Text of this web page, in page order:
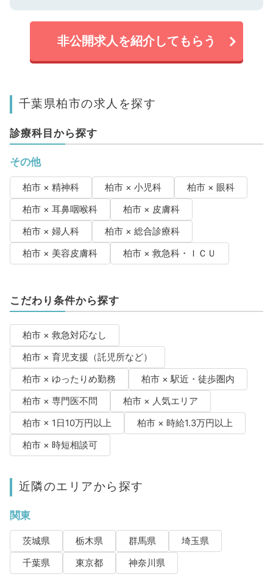
非公開求人を紹介してもらう
千葉県柏市の求人を探す
診療科目から探す
その他
柏市 × 精神科 柏市 × 小児科
柏市 × 眼科
柏市 × 耳鼻咽喉科
柏市 × 皮膚科
柏市 × 婦人科
柏市 × 総合診療科
柏市 × 美容皮膚科
柏市 × 救急科・ＩＣＵ
こだわり条件から探す
柏市 × 救急対応なし
柏市 × 育児支援（託児所など）
柏市 × ゆったりめ勤務
柏市 × 駅近・徒歩圏内
柏市 × 専門医不問
柏市 × 人気エリア
柏市 × 1日10万円以上
柏市 × 時給1.3万円以上
柏市 × 時短相談可
近隣のエリアから探す
関東
茨城県 栃木県 群馬県
埼玉県
千葉県
東京都 神奈川県